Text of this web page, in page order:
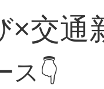
×交通
ス👇